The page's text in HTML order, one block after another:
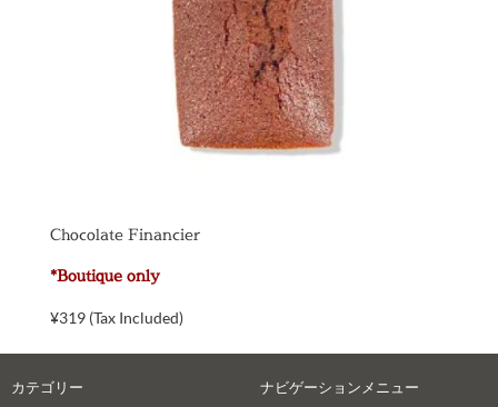
Chocolate Financier
*Boutique only
¥319(Tax Included)
カテゴリー ナビゲーションメニュー